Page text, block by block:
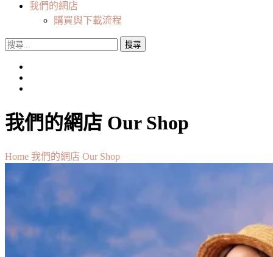
我們的網店
購買與下載流程
搜
我們的網店 Our Shop
Home 我們的網店 Our Shop